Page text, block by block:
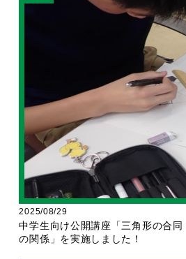
2025/08/29
中学生向け公開講座「三角形の合
の関係」を実施しました！